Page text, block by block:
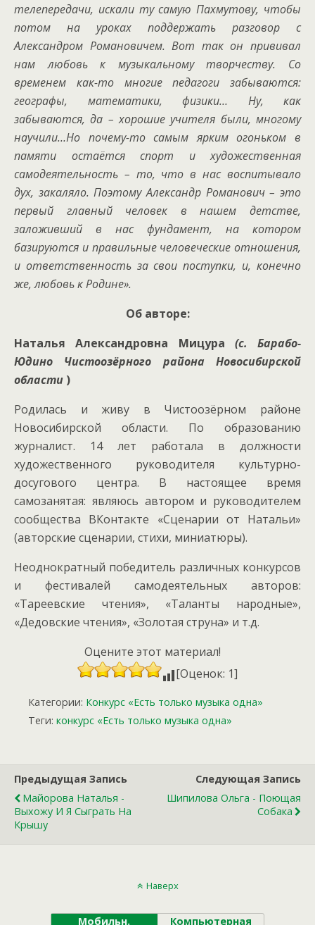
телепередачи, искали ту самую Пахмутову, чтобы
потом на уроках поддержать разговор с
Александром Романовичем. Вот так он прививал
нам любовь к музыкальному творчеству. Со
временем как-то многие педагоги забываются:
географы, математики, физики… Ну, как
забываются, да – хорошие учителя были, многому
научили…Но почему-то самым ярким огоньком в
памяти остаётся спорт и художественная
самодеятельность – то, что в нас воспитывало
дух, закаляло. Поэтому Александр Романович – это
первый главный человек в нашем детстве,
заложивший в нас фундамент, на котором
базируются и правильные человеческие отношения,
и ответственность за свои поступки, и, конечно
же, любовь к Родине».
Об авторе:
Наталья Александровна Мицура (с. Барабо-
Юдино Чистоозёрного района Новосибирской
области )
Родилась и живу в Чистоозёрном районе
Новосибирской области. По образованию
журналист. 14 лет работала в должности
художественного руководителя культурно-
досугового центра. В настоящее время
самозанятая: являюсь автором и руководителем
сообщества ВКонтакте «Сценарии от Натальи»
(авторские сценарии, стихи, миниатюры).
Неоднократный победитель различных конкурсов
и фестивалей самодеятельных авторов:
«Тареевские чтения», «Таланты народные»,
«Дедовские чтения», «Золотая струна» и т.д.
Оцените этот материал!
[Оценок: 1]
Категории: Конкурс «Есть только музыка одна»
Теги: конкурс «Есть только музыка одна»
Предыдущая Запись
Майорова Наталья -
Выхожу И Я Сыграть На
Крышу
Следующая Запись
Шипилова Ольга - Поющая
Собака
Наверх
Мобильн. Компьютерная